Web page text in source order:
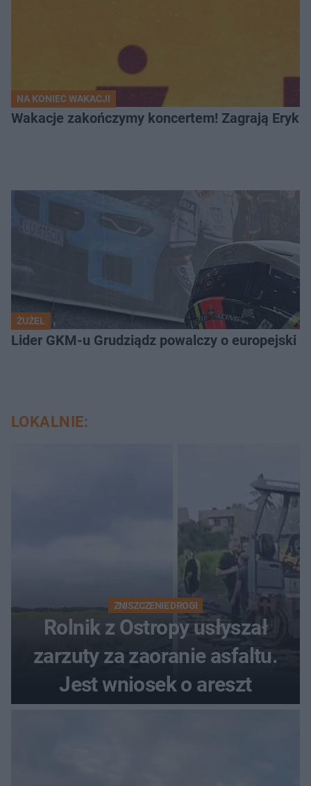
NA KONIEC WAKACJI
Wakacje zakończymy koncertem! Zagrają Eryk
ŻUŻEL
Lider GKM-u Grudziądz powalczy o europejski
LOKALNIE:
ZNISZCZENIE DROGI
Rolnik z Ostropy usłyszał
zarzuty za zaoranie asfaltu.
Jest wniosek o areszt